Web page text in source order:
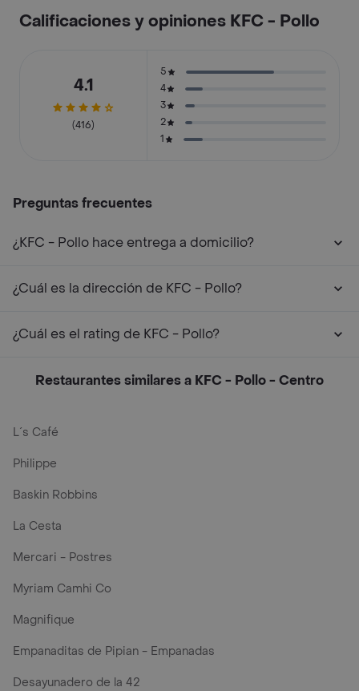
Calificaciones y opiniones KFC - Pollo
4.1
(416)
5
4
3
2
1
Preguntas frecuentes
¿KFC - Pollo hace entrega a domicilio?
¿Cuál es la dirección de KFC - Pollo?
¿Cuál es el rating de KFC - Pollo?
Restaurantes similares a KFC - Pollo - Centro
L´s Café
Philippe
Baskin Robbins
La Cesta
Mercari - Postres
Myriam Camhi Co
Magnifique
Empanaditas de Pipian - Empanadas
Desayunadero de la 42